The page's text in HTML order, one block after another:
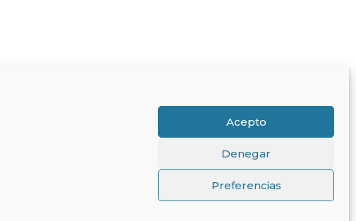
Acepto
Denegar
Preferencias
↑